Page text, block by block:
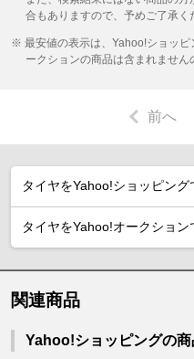
合もありますので、予めご了承く
※ 最安値の表示は、Yahoo!ショッ
ークションの商品は含まれません
前へ
タイヤをYahoo!ショッピング
タイヤをYahoo!オークション
関連商品
Yahoo!ショッピングの商